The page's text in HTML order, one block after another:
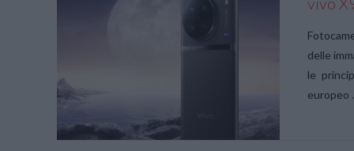
delle
le
europeo